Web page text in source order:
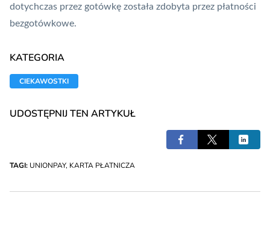
dotychczas przez gotówkę została zdobyta przez płatności
bezgotówkowe.
KATEGORIA
CIEKAWOSTKI
UDOSTĘPNIJ TEN ARTYKUŁ
TAGI: UNIONPAY, KARTA PŁATNICZA